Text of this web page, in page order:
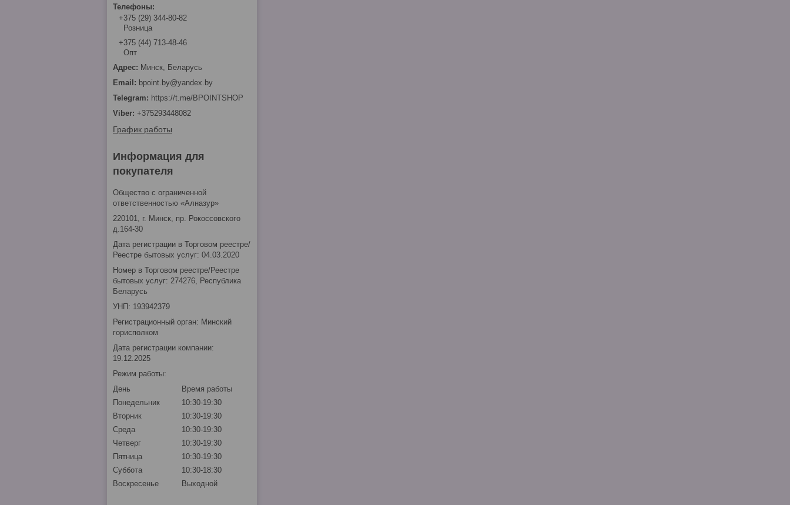
+375 (29) 344-80-82
Розница
+375 (44) 713-48-46
Опт
Минск, Беларусь
bpoint.by@yandex.by
https://t.me/BPOINTSHOP
+375293448082
График работы
Информация для
покупателя
Общество с ограниченной
ответственностью «Алназур»
220101, г. Минск, пр. Рокоссовского
д.164-30
Дата регистрации в Торговом реестре/
Реестре бытовых услуг: 04.03.2020
Номер в Торговом реестре/Реестре
бытовых услуг: 274276, Республика
Беларусь
УНП: 193942379
Регистрационный орган: Минский
горисполком
Дата регистрации компании:
19.12.2025
Режим работы:
День
Время работы
Понедельник
10:30-19:30
Вторник
10:30-19:30
Среда
10:30-19:30
Четверг
10:30-19:30
Пятница
10:30-19:30
Суббота
10:30-18:30
Воскресенье
Выходной